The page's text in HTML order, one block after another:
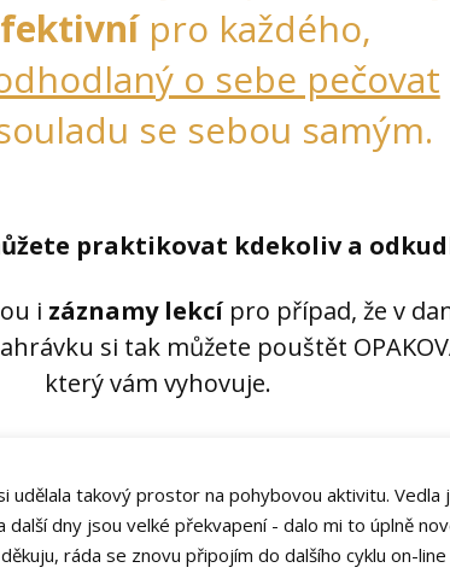
pro každého,
o sebe pečovat
se sebou samým.
praktikovat kdekoliv a
i záznamy lekcípro případ, že v
si tak můžete pouštět
který vám vyhovuje.
udělala takový prostor na pohybovou aktivitu. Vedla
dny jsou velké překvapení - dalo mi to úplně
ráda se znovu připojím do dalšího cyklu on-line